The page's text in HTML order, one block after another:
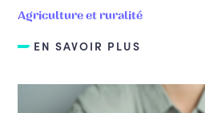
Agriculture et ruralité
EN SAVOIR PLUS